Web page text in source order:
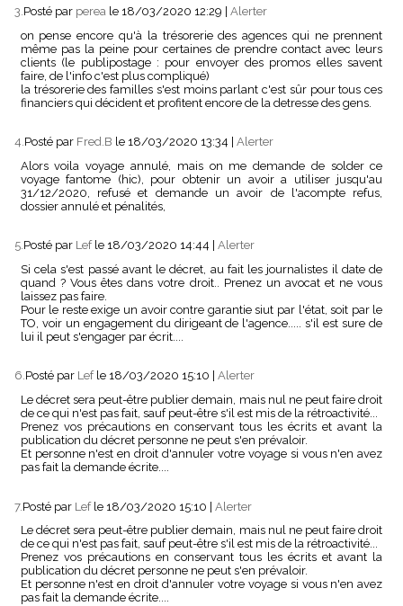
3. Posté par perea le 18/03/2020 12:29
Alerter
on pense encore qu'à la trésorerie des agences qui ne prennent
même pas la peine pour certaines de prendre contact avec leurs
clients (le publipostage : pour envoyer des promos elles savent
faire, de l'info c'est plus compliqué)
la trésorerie des familles s'est moins parlant c'est sûr pour tous ces
financiers qui décident et profitent encore de la detresse des gens.
4.Posté par Fred.B le 18/03/2020 13:34
Alerter
Alors voila voyage annulé, mais on me demande de solder ce
voyage fantome (hic), pour obtenir un avoir a utiliser jusqu'au
31/12/2020, refusé et demande un avoir de l'acompte refus,
dossier annulé et pénalités,
5.Posté par Lef le 18/03/2020 14:44
Alerter
Si cela s'est passé avant le décret, au fait les journalistes il date de
quand ? Vous êtes dans votre droit.. Prenez un avocat et ne vous
laissez pas faire.
Pour le reste exige un avoir contre garantie siut par l'état, soit par le
TO, voir un engagement du dirigeant de l'agence..... s'il est sure de
lui il peut s'engager par écrit....
6.Posté par Lef le 18/03/2020 15:10
Alerter
Le décret sera peut-être publier demain, mais nul ne peut faire droit
de ce qui n'est pas fait, sauf peut-être s'il est mis de la rétroactivité...
Prenez vos précautions en conservant tous les écrits et avant la
publication du décret personne ne peut s'en prévaloir.
Et personne n'est en droit d'annuler votre voyage si vous n'en avez
pas fait la demande écrite....
7. Posté par Lef le 18/03/2020 15:10 | Alerter
Le décret sera peut-être publier demain, mais nul ne peut faire droit
de ce qui n'est pas fait, sauf peut-être s'il est mis de la rétroactivité...
Prenez vos précautions en conservant tous les écrits et avant la
publication du décret personne ne peut s'en prévaloir.
Et personne n'est en droit d'annuler votre voyage si vous n'en avez
pas fait la demande écrite....